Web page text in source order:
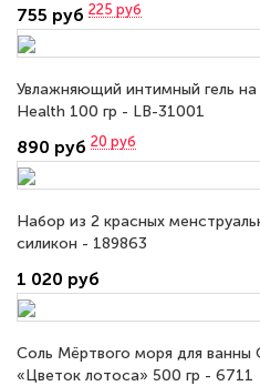
755 руб 225 руб
Увлажняющий интимный гель
Health 100 гр - LB-31001
890 руб 20 руб
Набор из 2 красных
силикон - 189863
1 020 руб
Соль Мёртвого моря для ванны
«Цветок лотоса» 500 гр - 6711